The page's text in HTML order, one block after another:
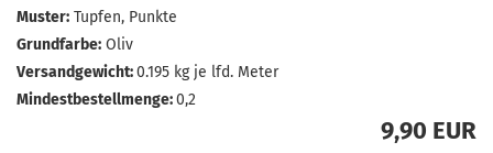
Muster: Tupfen, Punkte
Grundfarbe: Oliv
Versandgewicht:0.195 kg je lfd. Meter
Mindestbestellmenge:0,2
9,90 EUR